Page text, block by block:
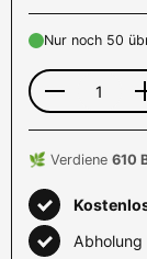
Nur noch 50
Anzahl
🌿 Verdiene 610